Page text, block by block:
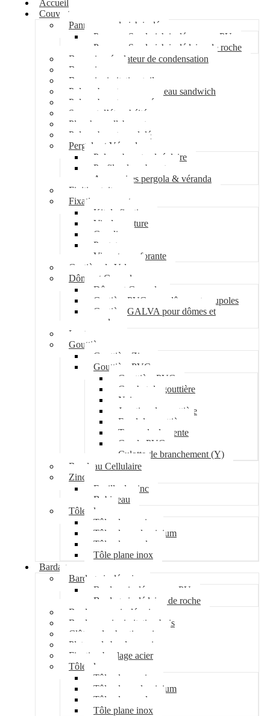
Accueil
Couverture
Panneau sandwich isolé
Panneau Sandwich isolé mousse PU
Panneau Sandwich isolé laine de roche
Bac acier régulateur de condensation
Bac acier sec
Bac acier imitation tuile
Polycarbonate pour panneau sandwich
Polycarbonate nervuré
Support d’étanchéité
Plancher collaborant
Polycarbonate ondulé
Pergola et Véranda
Polycarbonate alvéolaire
Profil polycarbonate
Accessoires pergola & véranda
Finition toiture
Fixation couverture
Kit de fixation
Vis de couture
Cavalier
Pontet
Vis auto-perforante
Costière de Velux
Dôme et Coupole
Dôme et Coupole
Costière PVC pour dômes et coupoles
Costière GALVA pour dômes et
coupoles
Lanterneau
Gouttière
Gouttière Zinc
Gouttière PVC
Gouttière PVC
Crochet de gouttière
Naissance
Jonction de gouttière
Fond de gouttière
Tuyau de descente
Coude PVC
Culotte de branchement (Y)
Bandeau Cellulaire
Zinc
Feuille de zinc
Bobineau
Tôle plane
Tôle plane acier
Tôle plane aluminium
Tôle plane galva
Tôle plane inox
Bardage
Bardage isolé acier
Bardage isolé mousse PU
Bardage isolé laine de roche
Bardage non isolé acier
Bardage acier imitation bois
Clôture de chantier acier
Plateau de bardage acier
Fixation bardage acier
Tôle plane
Tôle plane acier
Tôle plane aluminium
Tôle plane galva
Tôle plane inox